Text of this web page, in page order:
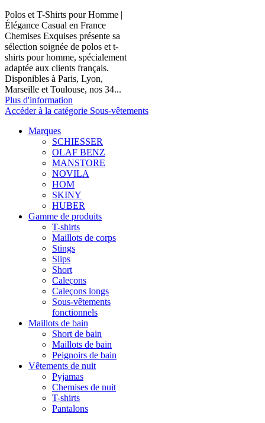
Polos et T-Shirts pour Homme |
Élégance Casual en France
Chemises Exquises présente sa
sélection soignée de polos et t-
shirts pour homme, spécialement
adaptée aux clients français.
Disponibles à Paris, Lyon,
Marseille et Toulouse, nos 34...
Plus d'information
Accéder à la catégorie Sous-vêtements
Marques
SCHIESSER
OLAF BENZ
MANSTORE
NOVILA
HOM
SKINY
HUBER
Gamme de produits
T-shirts
Maillots de corps
Stings
Slips
Short
Caleçons
Caleçons longs
Sous-vêtements
fonctionnels
Maillots de bain
Short de bain
Maillots de bain
Peignoirs de bain
Vêtements de nuit
Pyjamas
Chemises de nuit
T-shirts
Pantalons